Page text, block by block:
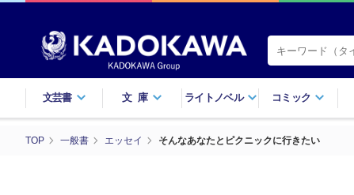
文芸書 文庫 ライトノベル コミック
TOP 一般書 エッセイ そんなあなたとピクニックに行きたい